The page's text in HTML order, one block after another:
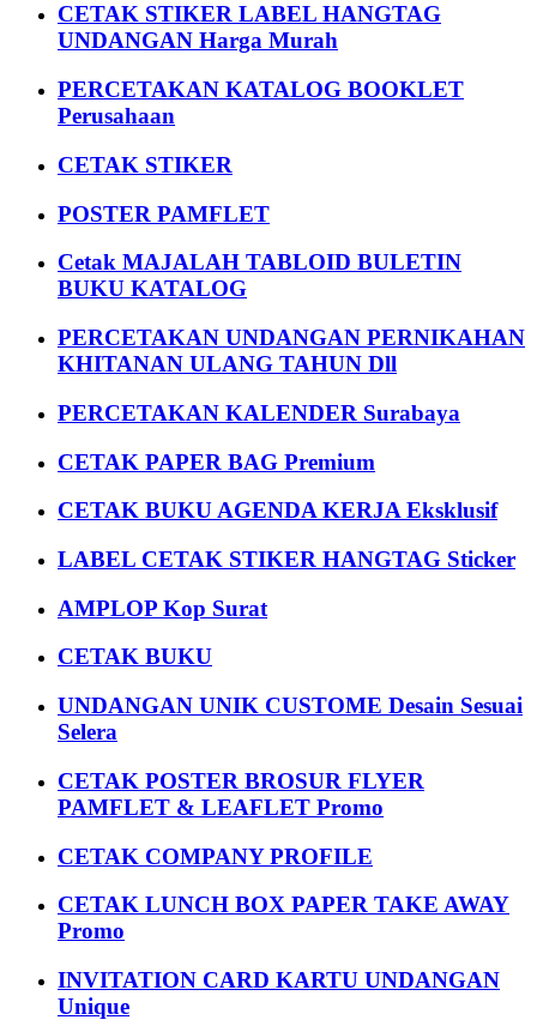
CETAK STIKER LABEL HANGTAG
UNDANGAN Harga Murah
PERCETAKAN KATALOG BOOKLET
Perusahaan
CETAK STIKER
POSTER PAMFLET
Cetak MAJALAH TABLOID BULETIN
BUKU KATALOG
PERCETAKAN UNDANGAN PERNIKAHAN
KHITANAN ULANG TAHUN Dll
PERCETAKAN KALENDER Surabaya
CETAK PAPER BAG Premium
CETAK BUKU AGENDA KERJA Eksklusif
LABEL CETAK STIKER HANGTAG Sticker
AMPLOP Kop Surat
CETAK BUKU
UNDANGAN UNIK CUSTOME Desain Sesuai
Selera
CETAK POSTER BROSUR FLYER
PAMFLET & LEAFLET Promo
CETAK COMPANY PROFILE
CETAK LUNCH BOX PAPER TAKE AWAY
Promo
INVITATION CARD KARTU UNDANGAN
Unique